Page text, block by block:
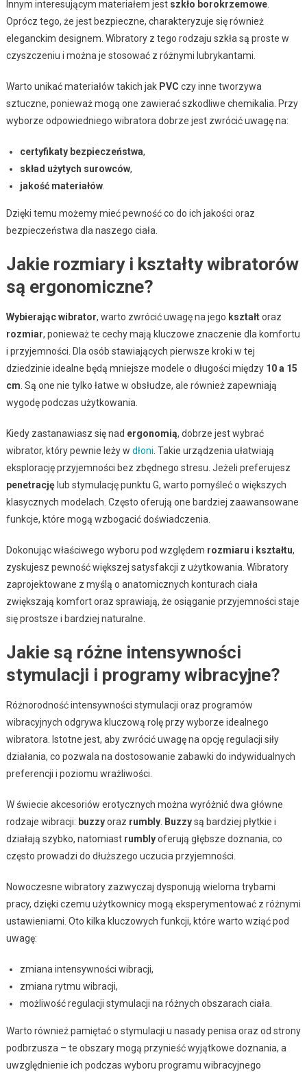
Innym interesującym materiałem jest szkło borokrzemowe.
Oprócz tego, że jest bezpieczne, charakteryzuje się również
eleganckim designem. Wibratory z tego rodzaju szkła są proste w
czyszczeniu i można je stosować z różnymi lubrykantami.
Warto unikać materiałów takich jak PVC czy inne tworzywa
sztuczne, ponieważ mogą one zawierać szkodliwe chemikalia. Przy
wyborze odpowiedniego wibratora dobrze jest zwrócić uwagę na:
certyfikaty bezpieczeństwa,
skład użytych surowców,
jakość materiałów.
Dzięki temu możemy mieć pewność co do ich jakości oraz
bezpieczeństwa dla naszego ciała.
Jakie rozmiary i kształty wibratorów
są ergonomiczne?
Wybierając wibrator, warto zwrócić uwagę na jego kształtoraz
rozmiar, ponieważ te cechy mają kluczowe znaczenie dla komfortu
i przyjemności. Dla osób stawiających pierwsze kroki w tej
dziedzinie idealne będą mniejsze modele o długości między 10 a 15
cm . Są one nie tylko łatwe w obsłudze, ale również zapewniają
wygodę podczas użytkowania.
Kiedy zastanawiasz się nad ergonomią, dobrze jest wybrać
wibrator, który pewnie leży w dłoni . Takie urządzenia ułatwiają
eksplorację przyjemności bez zbędnego stresu. Jeżeli preferujesz
penetracjęlub stymulację punktu G, warto pomyśleć o większych
klasycznych modelach. Często oferują one bardziej zaawansowane
funkcje, które mogą wzbogacić doświadczenia.
Dokonując właściwego wyboru pod względem rozmiaru i kształtu,
zyskujesz pewność większej satysfakcji z użytkowania. Wibratory
zaprojektowane z myślą o anatomicznych konturach ciała
zwiększają komfort oraz sprawiają, że osiąganie przyjemności staje
się prostsze i bardziej naturalne.
Jakie są różne intensywności
stymulacji i programy wibracyjne?
Różnorodność intensywności stymulacji oraz programów
wibracyjnych odgrywa kluczową rolę przy wyborze idealnego
wibratora. Istotne jest, aby zwrócić uwagę na opcję regulacji siły
działania, co pozwala na dostosowanie zabawki do indywidualnych
preferencji i poziomu wrażliwości.
W świecie akcesoriów erotycznych można wyróżnić dwa główne
rodzaje wibracji: buzzyoraz rumbly. Buzzysą bardziej płytkie i
działają szybko, natomiast rumblyoferują głębsze doznania, co
często prowadzi do dłuższego uczucia przyjemności.
Nowoczesne wibratory zazwyczaj dysponują wieloma trybami
pracy, dzięki czemu użytkownicy mogą eksperymentować z różnymi
ustawieniami. Oto kilka kluczowych funkcji, które warto wziąć pod
uwagę:
zmiana intensywności wibracji,
zmiana rytmu wibracji,
możliwość regulacji stymulacji na różnych obszarach ciała.
Warto również pamiętać o stymulacji u nasady penisa oraz od strony
podbrzusza – te obszary mogą przynieść wyjątkowe doznania, a
uwzględnienie ich podczas wyboru programu wibracyjnego